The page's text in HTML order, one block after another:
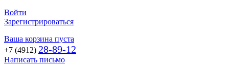
Войти
Зарегистрироваться
Ваша корзина пуста
+7 (4912) 28-89-12
Написать письмо